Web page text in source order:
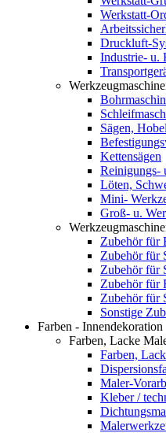
Werkstatt-
Druckluft-
Industrie- u.
Sägen,
Kettensägen
Reinigungs-
Löten,
Mini-
Groß- u.
Zubehör für
Zubehör für
Zubehör für
Zubehör für
Zubehör für
Sonstige
Farben - Innendekoration
Farben, Lacke
Farben,
Maler-
Kleber /